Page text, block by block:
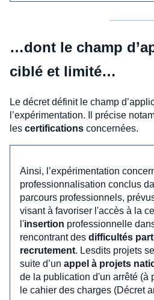
…dont le champ
ciblé et limité…
Le décret définit le champ
l’expérimentation. Il précise
les certifications concernées.
Ainsi, l’expérimentation
professionnalisation conclus
parcours professionnels,
visant à favoriser l'accès à la
l'insertion professionnelle
rencontrant des difficultés
recrutement. Lesdits projets
suite d’un appel à projets
de la publication d'un arrêté (à
le cahier des charges (Décret